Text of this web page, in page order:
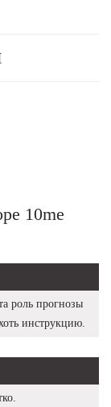
10me
роль прогнозы
инструкцию.